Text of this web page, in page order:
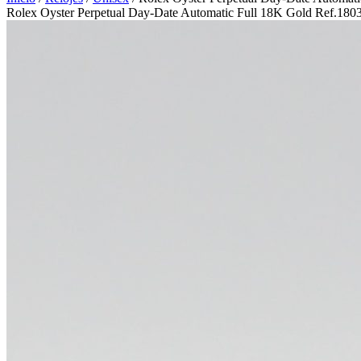
Rolex Oyster Perpetual Day-Date Automatic Full 18K Gold